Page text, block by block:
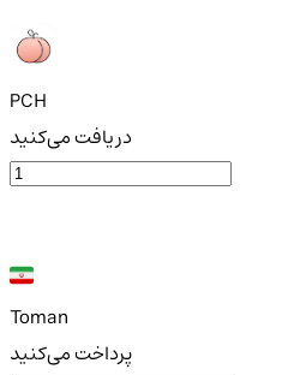
PCH
دریافت می‌کنید
Toman
پرداخت می‌کنید